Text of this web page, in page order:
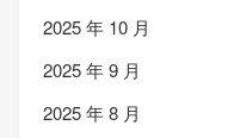
2025 年 10 月
2025 年 9 月
2025 年 8 月